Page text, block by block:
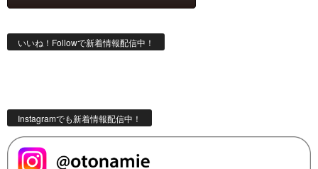
いいね！Followで新着情報配信中！
Instagramでも新着情報配信中！